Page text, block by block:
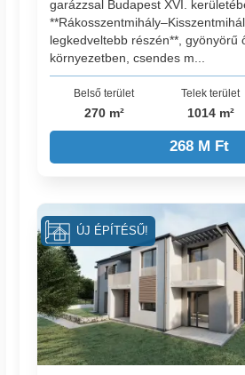
garázzsal Budapest XVI.
legkedveltebb részén**, gyönyörű
környezetben, csendes m...
Belső terület
270 m²
Telek terület
1014 m²
268 M Ft
ÚJ ÉPÍTÉSŰ!